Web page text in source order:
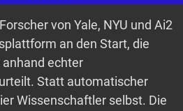
von Yale, NYU und Ai2
an den Start, die
echter
Statt automatischer
Wissenschaftler selbst. Die